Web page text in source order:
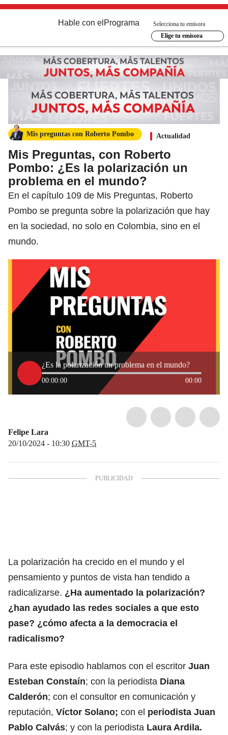
Hable con el Programa
Selecciona tu emisora
Elige tu emisora
Mis preguntas con Roberto Pombo Actualidad
Mis Preguntas, con Roberto
Pombo: ¿Es la polarización un
problema en el mundo?
En el capítulo 109 de Mis Preguntas, Roberto
Pombo se pregunta sobre la polarización que hay
en la sociedad, no solo en Colombia, sino en el
mundo.
¿Es la polarización un problema en el mundo?
00:00:00 00:00
Felipe Lara
20/10/2024 - 10:30 GMT-5
La polarización ha crecido en el mundo y el
pensamiento y puntos de vista han tendido a
radicalizarse. ¿Ha aumentado la polarización?
¿han ayudado las redes sociales a que esto
pase? ¿cómo afecta a la democracia el
radicalismo?
Para este episodio hablamos con el escritor Juan
Esteban Constaín; con la periodista Diana
Calderón; con el consultor en comunicación y
reputación, Víctor Solano; con el periodista Juan
Pablo Calvás; y con la periodista Laura Ardila.